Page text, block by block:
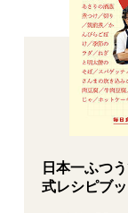
日本一ふつ
式レシピブ